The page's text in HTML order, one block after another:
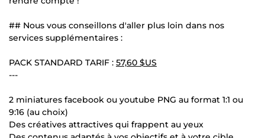
## Nous vous conseillons d'aller plus loin dans nos
services supplémentaires :
PACK STANDARD TARIF : 57,60 $US
---
2 miniatures facebook ou youtube PNG au format 1:1 ou
9:16 (au choix)
Des créatives attractives qui frappent au yeux